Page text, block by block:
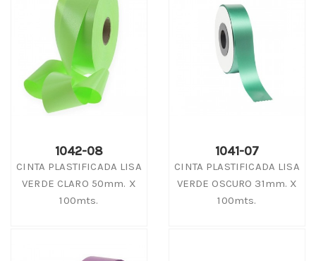
1042-08
CINTA PLASTIFICADA LISA
VERDE CLARO 50mm. X
100mts.
1041-07
CINTA PLASTIFICADA LISA
VERDE OSCURO 31mm. X
100mts.